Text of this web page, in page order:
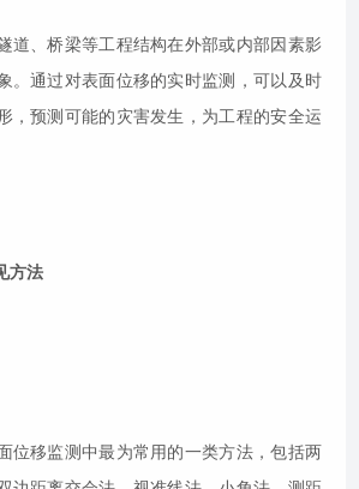
道、桥梁等工程结构在外部或内部因素影
。通过对表面位移的实时监测，可以及时
，预测可能的灾害发生，为工程的安全运
方法
位移监测中最为常用的一类方法，包括两